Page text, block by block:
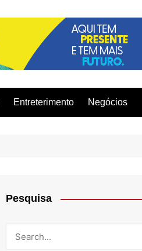
Entreterimento Negócios
Pesquisa